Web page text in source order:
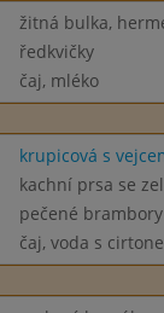
žitná bulka,
ředkvičky
čaj, mléko
krupicová s
kachní prsa se
pečené brambory
čaj, voda s